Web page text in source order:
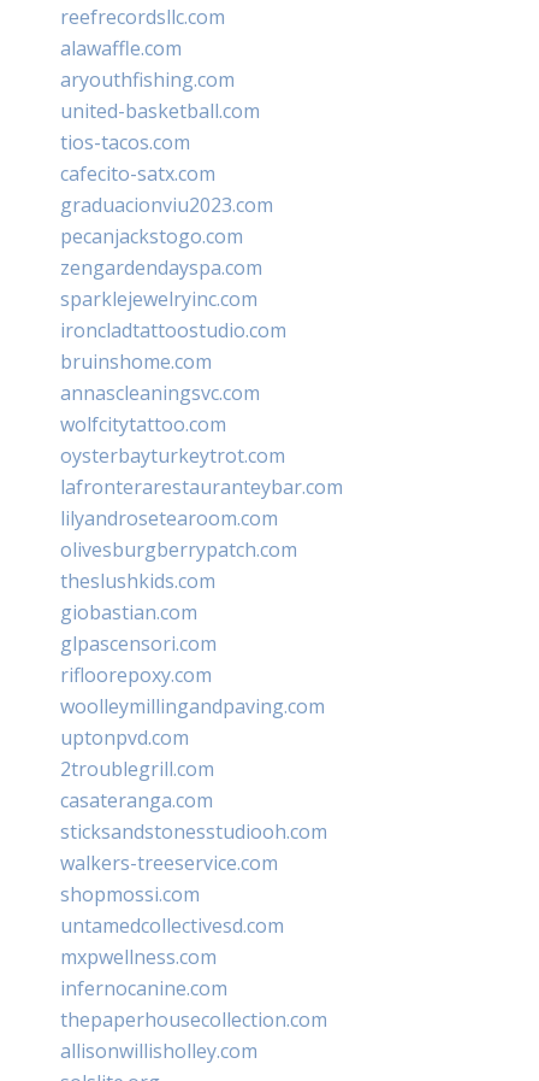
reefrecordsllc.com
alawaffle.com
aryouthfishing.com
united-basketball.com
tios-tacos.com
cafecito-satx.com
graduacionviu2023.com
pecanjackstogo.com
zengardendayspa.com
sparklejewelryinc.com
ironcladtattoostudio.com
bruinshome.com
annascleaningsvc.com
wolfcitytattoo.com
oysterbayturkeytrot.com
lafronterarestauranteybar.com
lilyandrosetearoom.com
olivesburgberrypatch.com
theslushkids.com
giobastian.com
glpascensori.com
rifloorepoxy.com
woolleymillingandpaving.com
uptonpvd.com
2troublegrill.com
casateranga.com
sticksandstonesstudiooh.com
walkers-treeservice.com
shopmossi.com
untamedcollectivesd.com
mxpwellness.com
infernocanine.com
thepaperhousecollection.com
allisonwillisholley.com